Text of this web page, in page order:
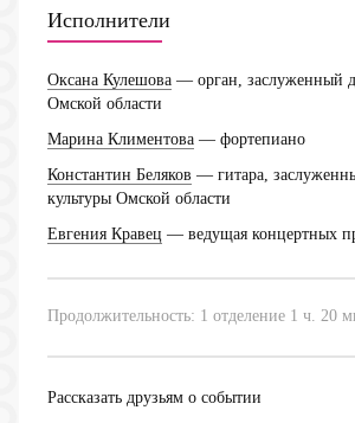
Исполнители
Оксана Кулешова — орган, заслуженный
Омской области
Марина Климентова — фортепиано
Константин Беляков — гитара,
культуры Омской области
Евгения Кравец — ведущая концертных
Продолжительность: 1 отделение 1 ч. 20
Рассказать друзьям о событии